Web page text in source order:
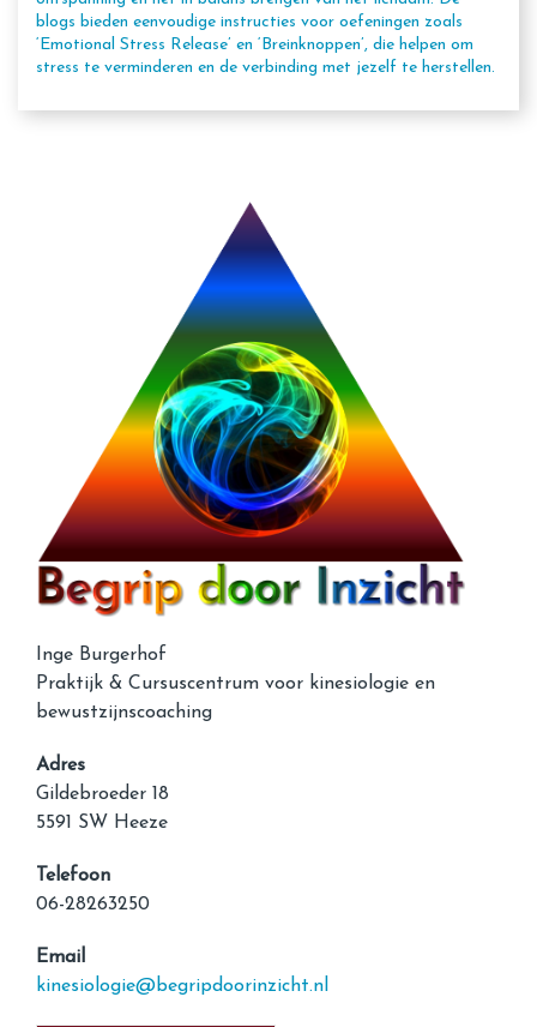
blogs bieden eenvoudige instructies voor oefeningen zoals
‘Emotional Stress Release’ en ‘Breinknoppen’, die helpen om
stress te verminderen en de verbinding met jezelf te herstellen.
Inge Burgerhof
Praktijk & Cursuscentrum voor kinesiologie en
bewustzijnscoaching
Adres
Gildebroeder 18
5591 SW Heeze
Telefoon
06-28263250
Email
kinesiologie@begripdoorinzicht.nl